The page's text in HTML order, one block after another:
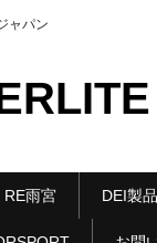
ャパン
RE雨宮 DEI製品